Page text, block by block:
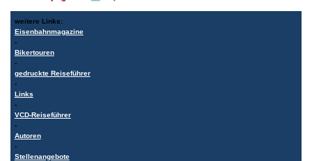
weitere Links:
Eisenbahnmagazine
-
Bikertouren
-
gedruckte Reiseführer
-
Links
-
VCD-Reiseführer
-
Autoren
-
Stellenangebote